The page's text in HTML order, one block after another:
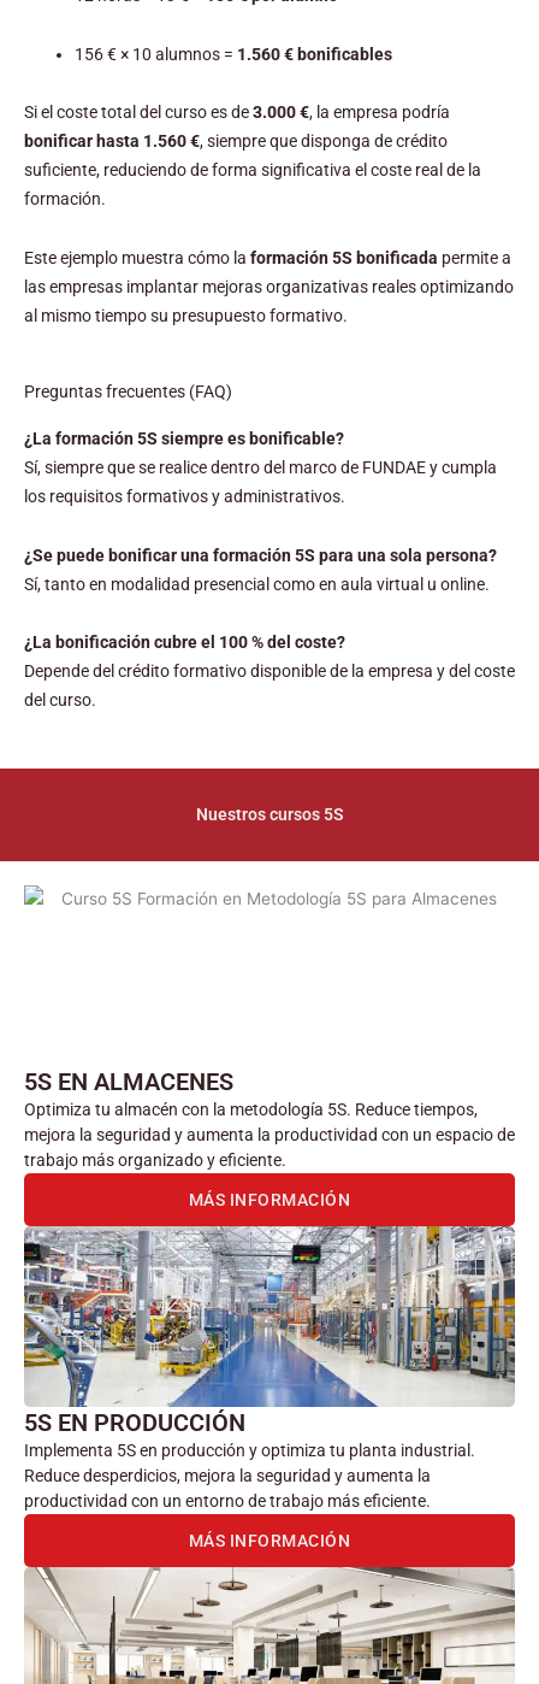
156 € × 10 alumnos = 1.560 € bonificables
Si el coste total del curso es de3.000 €, la empresa podría
bonificar hasta 1.560 €, siempre que disponga de crédito
suficiente, reduciendo de forma significativa el coste real de la
formación.
Este ejemplo muestra cómo la formación 5S bonificada permite a
las empresas implantar mejoras organizativas reales optimizando
al mismo tiempo su presupuesto formativo.
Preguntas frecuentes (FAQ)
¿La formación 5S siempre es bonificable?
Sí, siempre que se realice dentro del marco de FUNDAE y cumpla
los requisitos formativos y administrativos.
¿Se puede bonificar una formación 5S para una sola persona?
Sí, tanto en modalidad presencial como en aula virtual u online.
¿La bonificación cubre el 100 % del coste?
Depende del crédito formativo disponible de la empresa y del coste
del curso.
Nuestros cursos 5S
5S EN ALMACENES
Optimiza tu almacén con la metodología 5S. Reduce tiempos,
mejora la seguridad y aumenta la productividad con un espacio de
trabajo más organizado y eficiente.
MÁS INFORMACIÓN
5S EN PRODUCCIÓN
Implementa 5S en producción y optimiza tu planta industrial.
Reduce desperdicios, mejora la seguridad y aumenta la
productividad con un entorno de trabajo más eficiente.
MÁS INFORMACIÓN